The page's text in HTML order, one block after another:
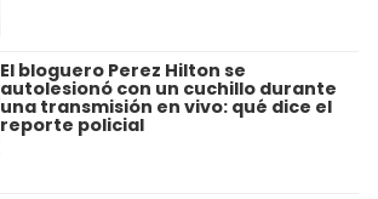
El bloguero Perez Hilton se
autolesionó con un cuchillo durante
una transmisión en vivo: qué dice el
reporte policial